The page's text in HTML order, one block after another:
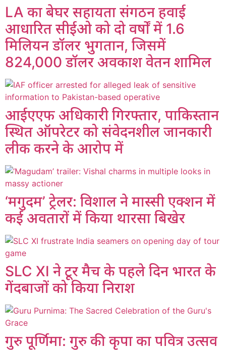
LA का बेघर सहायता संगठन हवाई
आधारित सीईओ को दो वर्षों में 1.6
मिलियन डॉलर भुगतान, जिसमें
824,000 डॉलर अवकाश वेतन शामिल
आईएएफ अधिकारी गिरफ्तार, पाकिस्तान
स्थित ऑपरेटर को संवेदनशील जानकारी
लीक करने के आरोप में
‘मगुदम’ ट्रेलर: विशाल ने मास्सी एक्शन में
कई अवतारों में किया थारसा बिखेर
SLC XI ने टूर मैच के पहले दिन भारत के
गेंदबाजों को किया निराश
गुरु पूर्णिमा: गुरु की कृपा का पवित्र उत्सव